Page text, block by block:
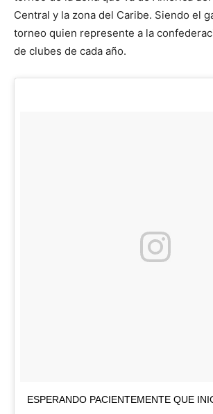
Central y la zona del Caribe. Siendo el
torneo quien represente a la
de clubes de cada año.
ESPERANDO PACIENTEMENTE QUE